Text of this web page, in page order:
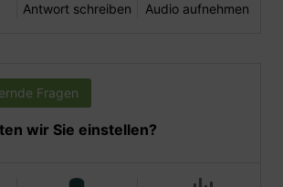
Antwort schreiben Audio aufnehmen
Fragen
wir Sie einstellen?